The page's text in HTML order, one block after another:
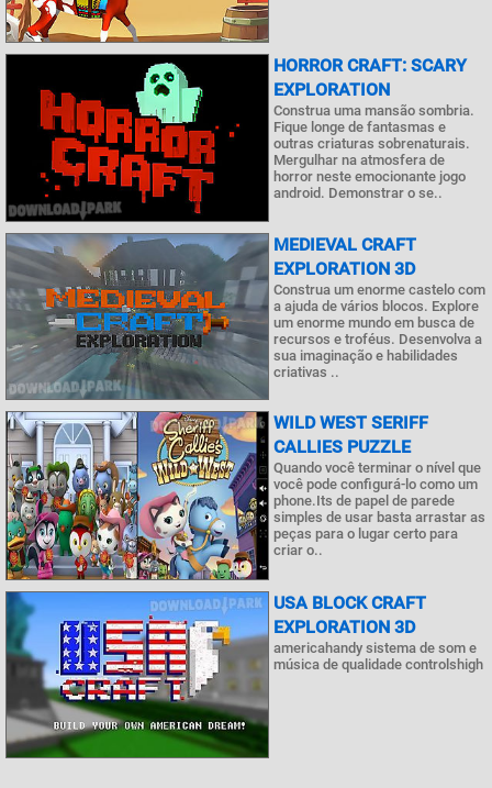
HORROR CRAFT: SCARY
EXPLORATION
Construa uma mansão sombria.
Fique longe de fantasmas e
outras criaturas sobrenaturais.
Mergulhar na atmosfera de
horror neste emocionante jogo
android. Demonstrar o se..
MEDIEVAL CRAFT
EXPLORATION 3D
Construa um enorme castelo com
a ajuda de vários blocos. Explore
um enorme mundo em busca de
recursos e troféus. Desenvolva a
sua imaginação e habilidades
criativas ..
WILD WEST SERIFF
CALLIES PUZZLE
Quando você terminar o nível que
você pode configurá-lo como um
phone.Its de papel de parede
simples de usar basta arrastar as
peças para o lugar certo para
criar o..
USA BLOCK CRAFT
EXPLORATION 3D
americahandy sistema de som e
música de qualidade controlshigh